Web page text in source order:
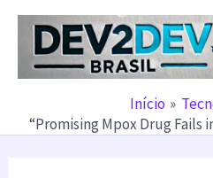
Início
“Promising Mpox Drug Fails